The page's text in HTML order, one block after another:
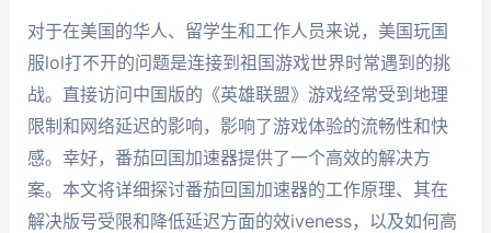
对于在美国的华人、留学生和工作人员来说，美国玩国
服lol打不开的问题是连接到祖国游戏世界时常遇到的挑
战。直接访问中国版的《英雄联盟》游戏经常受到地理
限制和网络延迟的影响，影响了游戏体验的流畅性和快
感。幸好，番茄回国加速器提供了一个高效的解决方
案。本文将详细探讨番茄回国加速器的工作原理、其在
解决版号受限和降低延迟方面的效iveness，以及如何高